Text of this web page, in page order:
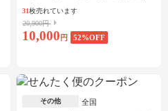
31枚売れています
20,900円
10,000 円 52%OFF
その他 全国